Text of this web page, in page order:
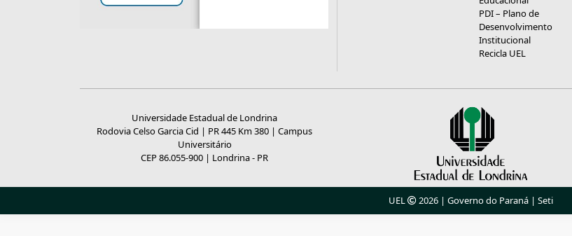
PDI – Plano de
Desenvolvimento
Institucional
Recicla UEL
Universidade Estadual de Londrina
Rodovia Celso Garcia Cid | PR 445 Km 380 | Campus
Universitário
CEP 86.055-900 | Londrina - PR
UEL 2026 | Governo do Paraná| Seti